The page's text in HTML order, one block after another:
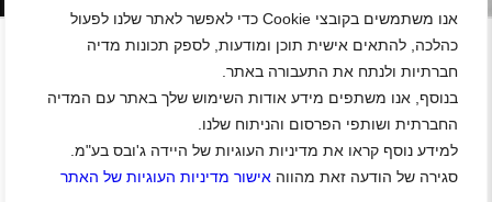
אנו משתמשים בקובצי Cookie כדי לאפשר לאתר שלנו לפעול
כהלכה, להתאים אישית תוכן ומודעות, לספק תכונות מדיה
חברתיות ולנתח את התעבורה באתר.
בנוסף, אנו משתפים מידע אודות השימוש שלך באתר עם המדיה
החברתית ושותפי הפרסום והניתוח שלנו.
למידע נוסף קראו את מדיניות העוגיות של היידה ג'ובס בע"מ.
סגירה של הודעה זאת מהווה אישור מדיניות העוגיות של האתר
+
דרושים/ות מלצרים/ברמנים
אזור השרון|אודים|הוד השרון|הרצליה
חיילים משוחררים עבודה זמנית
שירות לקוחות| מסעדנות ובתי קפה|משרה מלאה|משמרות
חצי משרה|משרת הורה|משרה חלקית